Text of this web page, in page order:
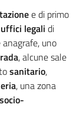
e di primo
uffici legali di
anagrafe, uno
, alcune sale
sanitario,
, una zona